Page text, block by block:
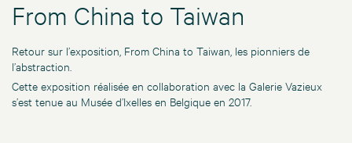
From China to Taiwan
Retour sur l’exposition, From China to Taiwan, les pionniers de
l’abstraction.
Cette exposition réalisée en collaboration avec la Galerie Vazieux
s’est tenue au Musée d’Ixelles en Belgique en 2017.